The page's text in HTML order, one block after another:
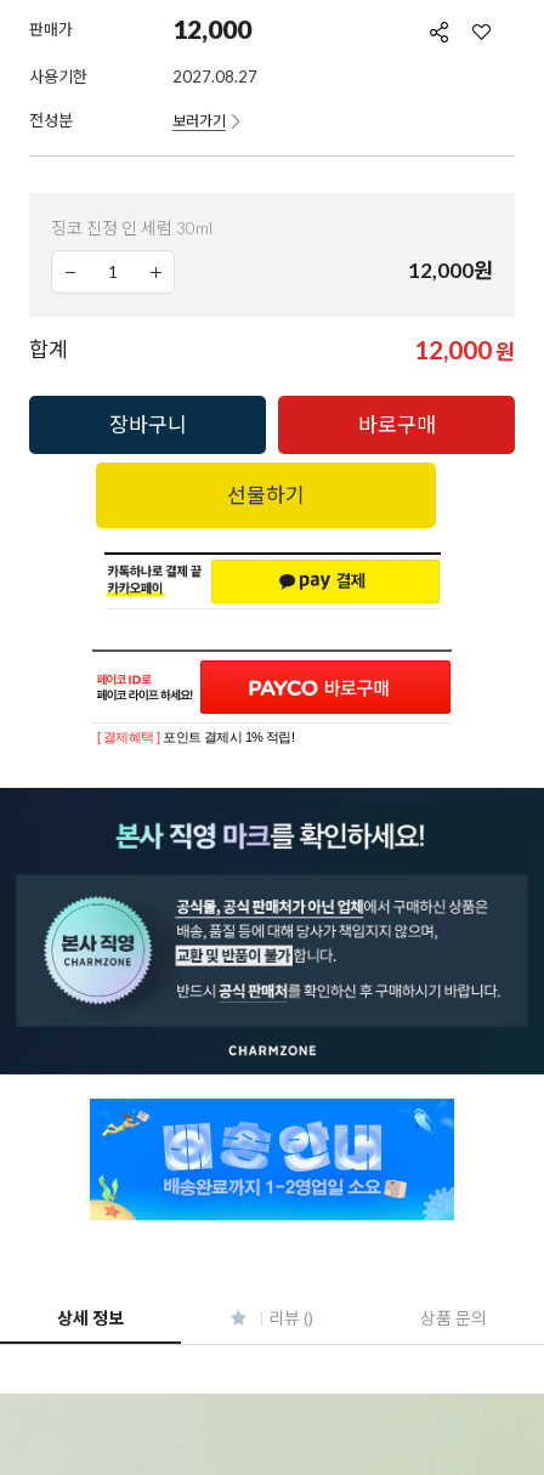
판매가 12,000
사용기한 2027.08.27
전성분 보러가기
징코 진정 인 세럼 30ml
12,000원
합계 12,000원
장바구니 바로구매
선물하기
[ 결제혜택 ] 포인트 결제시 1% 적립!
상세 정보 리뷰 () 상품 문의